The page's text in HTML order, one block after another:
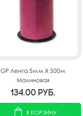
GP Лента 5мм X 500м
Малиновая
134.00 руб.
В КОРЗИНУ